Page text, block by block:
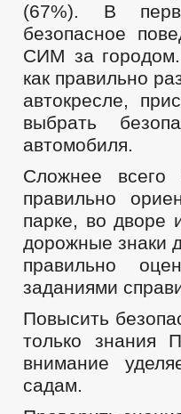
(67%). В
безопасное
СИМ за
как правильно
автокресле,
выбрать
автомобиля.
Сложнее всего
правильно
парке, во дворе
дорожные знаки
правильно
заданиями
Повысить
только знания
внимание
садам.